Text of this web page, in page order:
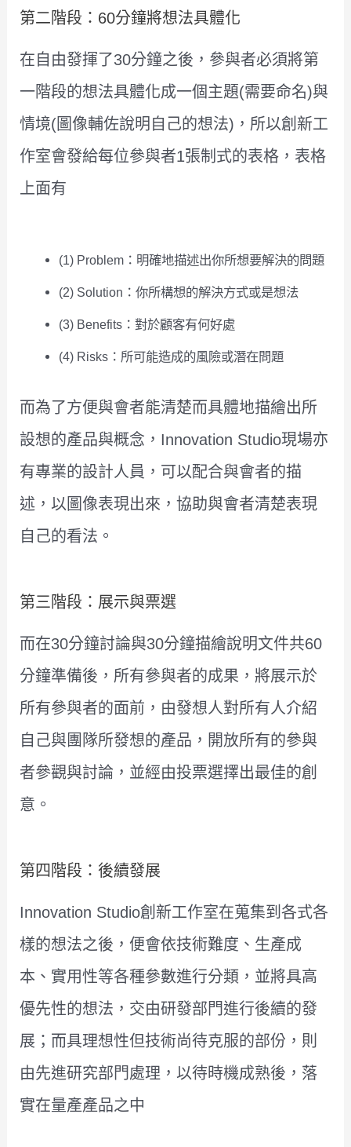
第二階段：60分鐘將想法具體化
在自由發揮了30分鐘之後，參與者必須將第
一階段的想法具體化成一個主題(需要命名)與
情境(圖像輔佐說明自己的想法)，所以創新工
作室會發給每位參與者1張制式的表格，表格
上面有
(1) Problem：明確地描述出你所想要解決的問題
(2) Solution：你所構想的解決方式或是想法
(3) Benefits：對於顧客有何好處
(4) Risks：所可能造成的風險或潛在問題
而為了方便與會者能清楚而具體地描繪出所
設想的產品與概念，Innovation Studio現場亦
有專業的設計人員，可以配合與會者的描
述，以圖像表現出來，協助與會者清楚表現
自己的看法。
第三階段：展示與票選
而在30分鐘討論與30分鐘描繪說明文件共60
分鐘準備後，所有參與者的成果，將展示於
所有參與者的面前，由發想人對所有人介紹
自己與團隊所發想的產品，開放所有的參與
者參觀與討論，並經由投票選擇出最佳的創
意。
第四階段：後續發展
Innovation Studio創新工作室在蒐集到各式各
樣的想法之後，便會依技術難度、生產成
本、實用性等各種參數進行分類，並將具高
優先性的想法，交由研發部門進行後續的發
展；而具理想性但技術尚待克服的部份，則
由先進研究部門處理，以待時機成熟後，落
實在量產產品之中